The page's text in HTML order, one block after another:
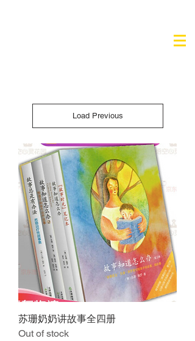
Load Previous
苏珊奶奶讲故事全四册
Out of stock